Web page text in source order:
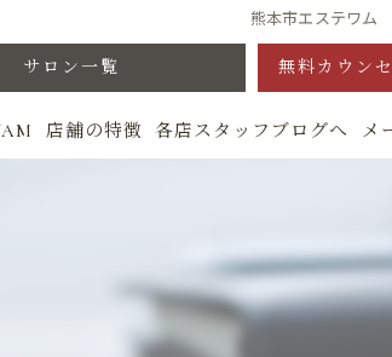
熊本市エステワム
サロン一覧 無料カウン
店舗の特徴 各店スタッフブログへ メ